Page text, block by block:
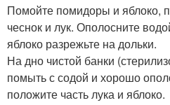
Помойте помидоры и яблоко,
чеснок и лук. Ополосните
яблоко разрежьте на дольки.
На дно чистой банки
помыть с содой и хорошо
положите часть лука и яблоко.